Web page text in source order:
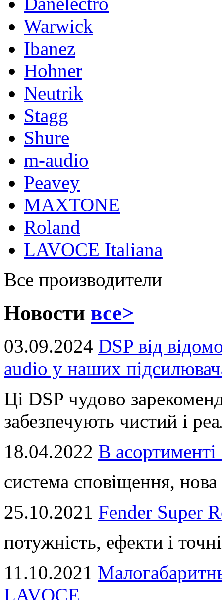
Warwick
Ibanez
Hohner
Neutrik
Stagg
Shure
m-audio
Peavey
MAXTONE
Roland
LAVOCE Italiana
Все производители
Новости все>
03.09.2024 DSP від
audio у наших
Ці DSP чудово
забезпечують чистий і
18.04.2022 В
система сповіщення,
25.10.2021 Fender Super
потужність, ефекти і
11.10.2021
LAVOCE